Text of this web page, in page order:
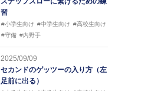
習
#小学生向け #中学生向け #高校生向け
#守備 #内野手
2025/09/09
セカンドのゲッツーの入り方（左
足前に出る）